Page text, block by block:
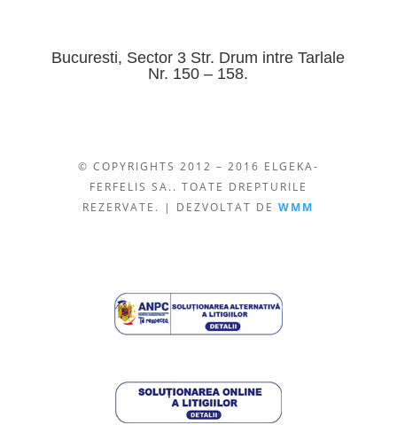
Bucuresti, Sector 3 Str. Drum intre Tarlale
Nr. 150 – 158.
© COPYRIGHTS 2012 – 2016 ELGEKA-
FERFELIS SA.. TOATE DREPTURILE
REZERVATE. | DEZVOLTAT DEWMM